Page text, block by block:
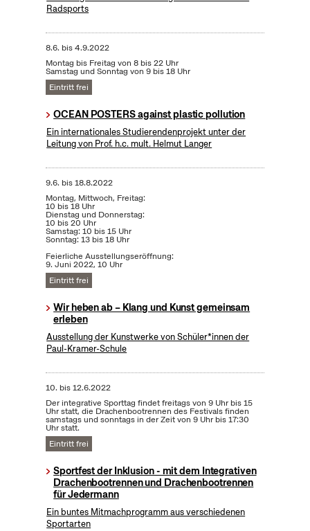
Radsports
8.6. bis4.9.2022
Montag bis Freitag von 8 bis 22 Uhr
Samstag und Sonntag von 9 bis 18 Uhr
Eintritt frei
OCEAN POSTERS against plastic pollution
Ein internationales Studierendenprojekt unter der
Leitung von Prof. h.c. mult. Helmut Langer
9.6. bis18.8.2022
Montag, Mittwoch, Freitag:
10 bis 18 Uhr
Dienstag und Donnerstag:
10 bis 20 Uhr
Samstag: 10 bis 15 Uhr
Sonntag: 13 bis 18 Uhr
Feierliche Ausstellungseröffnung:
9. Juni 2022, 10 Uhr
Eintritt frei
Wir heben ab – Klang und Kunst gemeinsam
erleben
Ausstellung der Kunstwerke von Schüler*innen der
Paul-Kramer-Schule
10. bis12.6.2022
Der integrative Sporttag findet freitags von 9 Uhr bis 15
Uhr statt, die Drachenbootrennen des Festivals finden
samstags und sonntags in der Zeit von 9 Uhr bis 17:30
Uhr statt.
Eintritt frei
Sportfest der Inklusion - mit dem Integrativen
Drachenbootrennen und Drachenbootrennen
für Jedermann
Ein buntes Mitmachprogramm aus verschiedenen
Sportarten